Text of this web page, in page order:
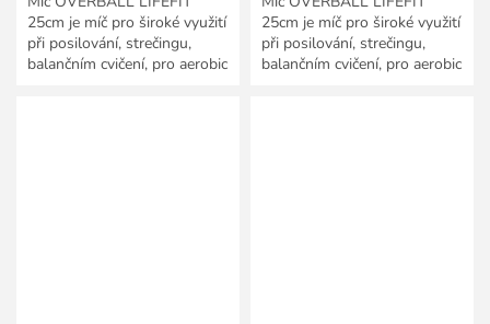
25cm je míč pro široké využití
při posilování, strečingu,
balančním cvičení, pro aerobic
25cm je míč pro široké využití
při posilování, strečingu,
balančním cvičení, pro aerobic